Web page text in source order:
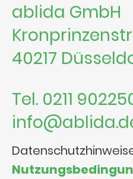
ablida GmbH
40217
Tel. 0211